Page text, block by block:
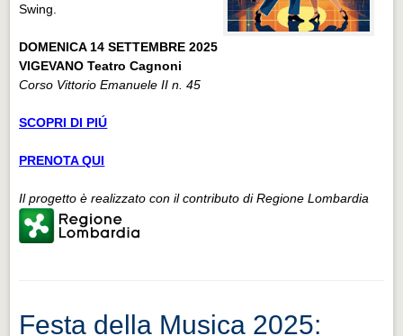
Swing.
DOMENICA 14 SETTEMBRE 2025
VIGEVANO Teatro Cagnoni
Corso Vittorio Emanuele II n. 45
SCOPRI DI PIÚ
PRENOTA QUI
Il progetto è realizzato con il contributo di Regione Lombardia
Festa della Musica 2025: